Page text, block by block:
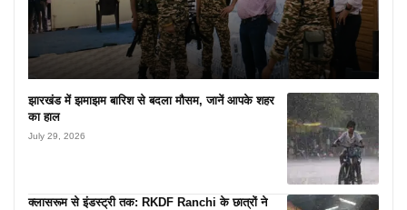
झारखंड में झमाझम बारिश से बदला मौसम, जानें आपके शहर
का हाल
July 29, 2026
क्लासरूम से इंडस्ट्री तक: RKDF Ranchi के छात्रों ने